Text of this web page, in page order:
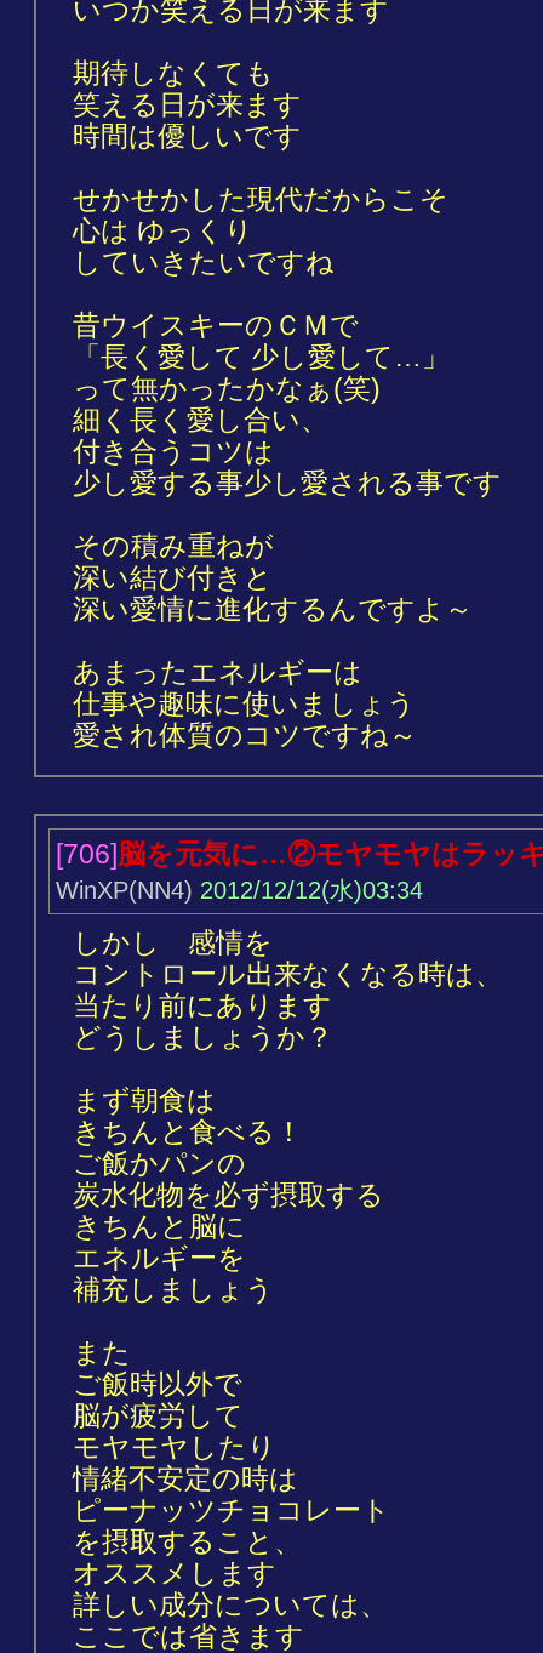
いつか笑える日が来ます
期待しなくても
笑える日が来ます
時間は優しいです
せかせかした現代だからこそ
心は ゆっくり
していきたいですね
昔ウイスキーのＣＭで
「長く愛して 少し愛して…」
って無かったかなぁ(笑)
細く長く愛し合い、
付き合うコツは
少し愛する事少し愛される事です
その積み重ねが
深い結び付きと
深い愛情に進化するんですよ～
あまったエネルギーは
仕事や趣味に使いましょう
愛され体質のコツですね～
[706]脳を元気に…②モヤモヤはラッ
WinXP(NN4) 2012/12/12(水)03:34
しかし 感情を
コントロール出来なくなる時は、
当たり前にあります
どうしましょうか？
まず朝食は
きちんと食べる！
ご飯かパンの
炭水化物を必ず摂取する
きちんと脳に
エネルギーを
補充しましょう
また
ご飯時以外で
脳が疲労して
モヤモヤしたり
情緒不安定の時は
ピーナッツチョコレート
を摂取すること、
オススメします
詳しい成分については、
ここでは省きます